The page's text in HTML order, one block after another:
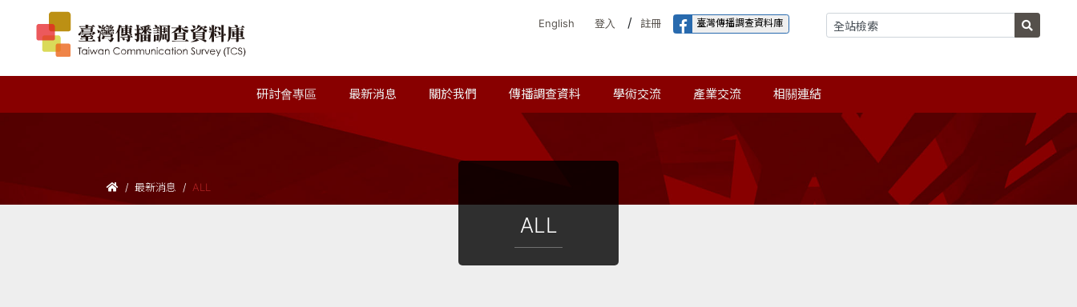
English 登入 / 註冊 臺灣傳播調查資料庫
研討會專區 最新消息 關於我們 傳播調查資料 學術交流 產業交流 相關連結
最新消息 ALL
ALL